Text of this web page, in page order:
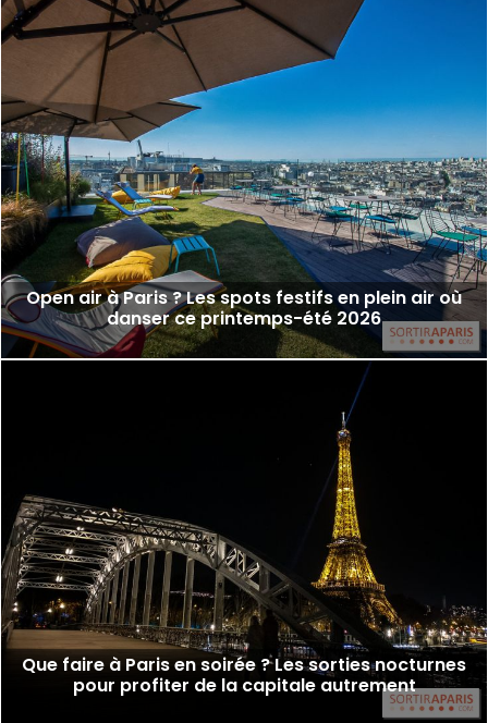
Open air à Paris ? Les spots festifs en plein air où
danser ce printemps-été 2026
Que faire à Paris en soirée ? Les sorties nocturnes
pour profiter de la capitale autrement